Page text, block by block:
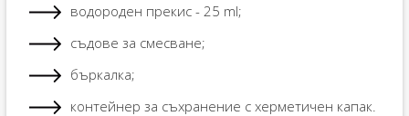
водороден прекис - 25 ml;
съдове за смесване;
бъркалка;
контейнер за съхранение с херметичен капак.